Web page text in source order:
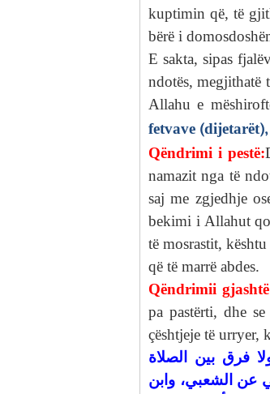
kuptimin që, të
bërë i
E sakta, sipas
ndotës, megjithatë
Allahu e
fetvave
Qëndrimi i pestë:
namazit nga të
saj me zgjedhje
bekimi i Allahut
të mosrastit,
që të marrë abdes.
Qëndrimii
pa pastërti, dhe
çështjeje të urryer,
فرق بين الصلاة
عن الشعبي، وابن